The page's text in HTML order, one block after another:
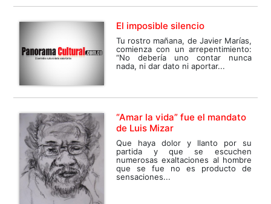
El imposible silencio
Tu rostro mañana, de Javier Marías,
comienza con un arrepentimiento:
“No debería uno contar nunca
nada, ni dar dato ni aportar...
“Amar la vida” fue el mandato
de Luis Mizar
Que haya dolor y llanto por su
partida y que se escuchen
numerosas exaltaciones al hombre
que se fue no es producto de
sensaciones...